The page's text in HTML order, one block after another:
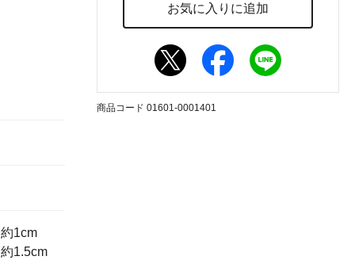
お気に入りに追加
商品コード 01601-0001401
約1cm
1.5cm